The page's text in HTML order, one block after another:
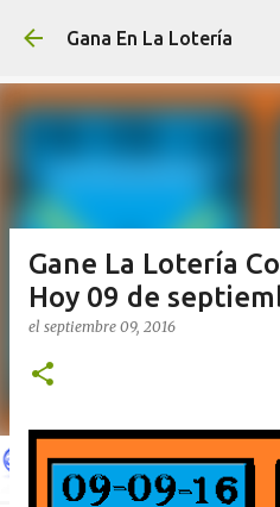
Ir al
Gana En La Lotería
Gane La Lotería
Hoy 09 de
el septiembre 09, 2016